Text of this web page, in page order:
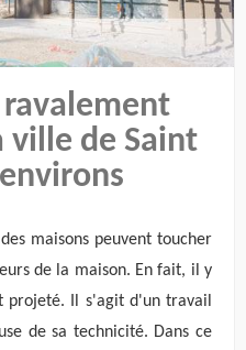
ravalement
ville de Saint
maisons peuvent toucher
de la maison. En fait, il y
projeté. Il s'agit d'un travail
de sa technicité. Dans ce